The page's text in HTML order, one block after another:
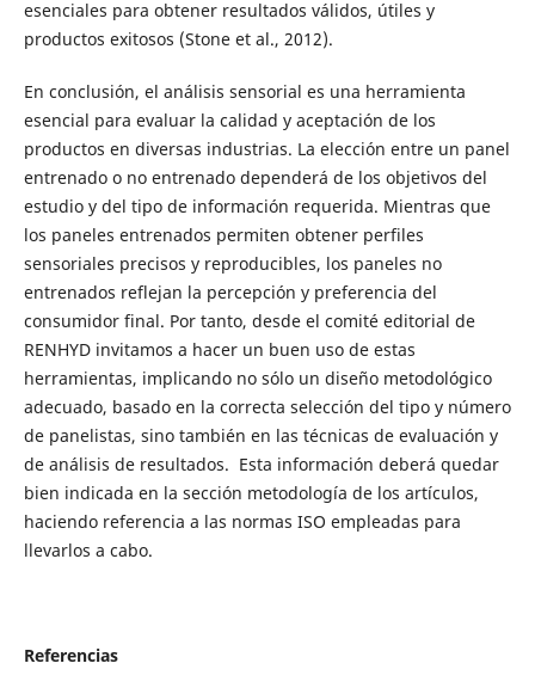
esenciales para obtener resultados válidos, útiles y
productos exitosos (Stone et al., 2012).
En conclusión, el análisis sensorial es una herramienta
esencial para evaluar la calidad y aceptación de los
productos en diversas industrias. La elección entre un panel
entrenado o no entrenado dependerá de los objetivos del
estudio y del tipo de información requerida. Mientras que
los paneles entrenados permiten obtener perfiles
sensoriales precisos y reproducibles, los paneles no
entrenados reflejan la percepción y preferencia del
consumidor final. Por tanto, desde el comité editorial de
RENHYD invitamos a hacer un buen uso de estas
herramientas, implicando no sólo un diseño metodológico
adecuado, basado en la correcta selección del tipo y número
de panelistas, sino también en las técnicas de evaluación y
de análisis de resultados. Esta información deberá quedar
bien indicada en la sección metodología de los artículos,
haciendo referencia a las normas ISO empleadas para
llevarlos a cabo.
Referencias